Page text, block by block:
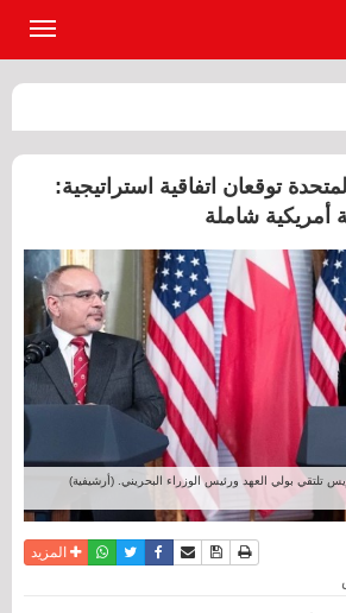
توقعان اتفاقية استراتيجية:
أمريكية شاملة
تلتقي بولي العهد ورئيس الوزراء البحريني. (أرشيفية)
نسخة للطباعة
حفظ الموضوع
أرسل الى صديق
فيسبوكتويترواتسابالمزيد